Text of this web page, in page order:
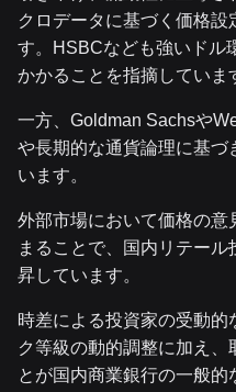
クロデータに基づく価格設
す。HSBCなども強いドル
かかることを指摘していま
一方、Goldman Sachsや
や長期的な通貨論理に基づ
います。
外部市場において価格の意
まることで、国内リテー
昇しています。
時差による投資家の受動的
ク等級の動的調整に加え、
とが国内商業銀行の一般的